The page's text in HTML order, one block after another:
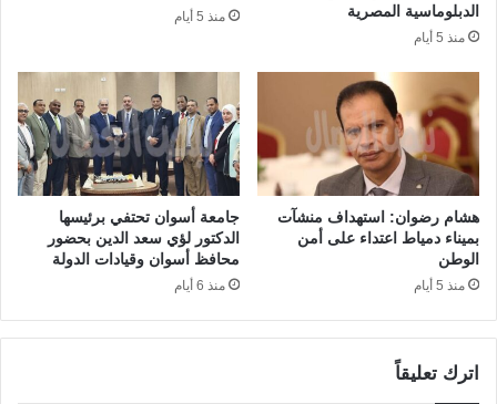
الدبلوماسية المصرية
منذ 5 أيام
منذ 5 أيام
هشام رضوان: استهداف منشآت
بميناء دمياط اعتداء على أمن
الوطن
منذ 5 أيام
جامعة أسوان تحتفي برئيسها
الدكتور لؤي سعد الدين بحضور
محافظ أسوان وقيادات الدولة
منذ 6 أيام
اترك تعليقاً